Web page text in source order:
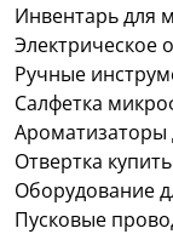
Инвентарь для
Электрическое
Ручные
Салфетка
Ароматизаторы
Отвертка купить
Оборудование
Пусковые